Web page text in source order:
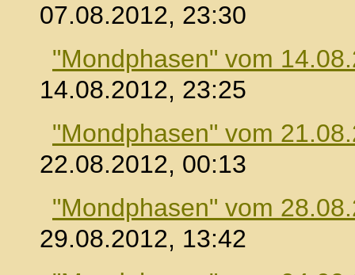
07.08.2012, 23:30
"Mondphasen" vom
14.08.2012, 23:25
"Mondphasen" vom
22.08.2012, 00:13
"Mondphasen" vom
29.08.2012, 13:42